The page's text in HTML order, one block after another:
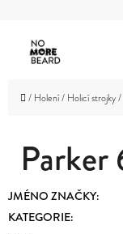
obsah
OBLIČEJ
Domů
/ Holení/ Holicí strojky/
Parker
JMÉNO ZNAČKY:
KATEGORIE:
Zpět
Zpět
C
O
T